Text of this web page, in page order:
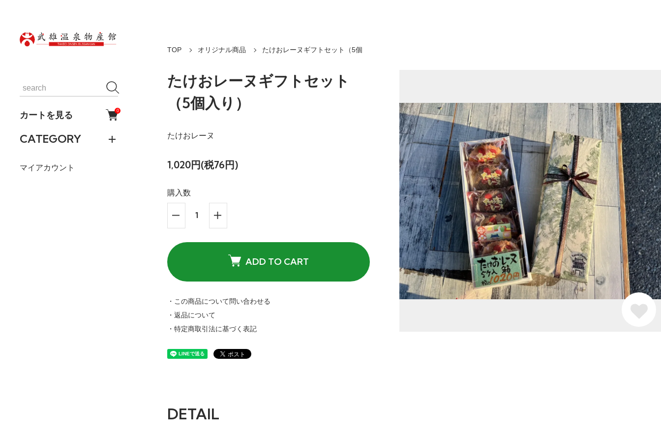
カートを見る 0
CATEGORY
マイアカウント
TOP オリジナル商品 たけおレーヌギフトセット（5個
たけおレーヌギフトセット
（5個入り）
たけおレーヌ
1,020円(税76円)
購入数
ADD TO CART
・この商品について問い合わせる
・返品について
・特定商取引法に基づく表記
DETAIL